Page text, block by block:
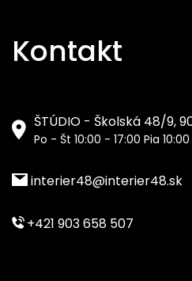
Kontakt
ŠTÚDIO - Školská 48/9,
Po - Št 10:00 - 17:00 Pia
interier48@interier48.sk
+421 903 658 507